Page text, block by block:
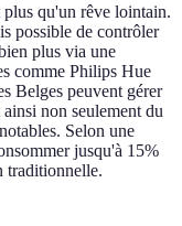
plus qu'un rêve lointain.
possible de contrôler
plus via une
comme Philips Hue
Belges peuvent gérer
non seulement du
Selon une
jusqu'à 15%
traditionnelle.